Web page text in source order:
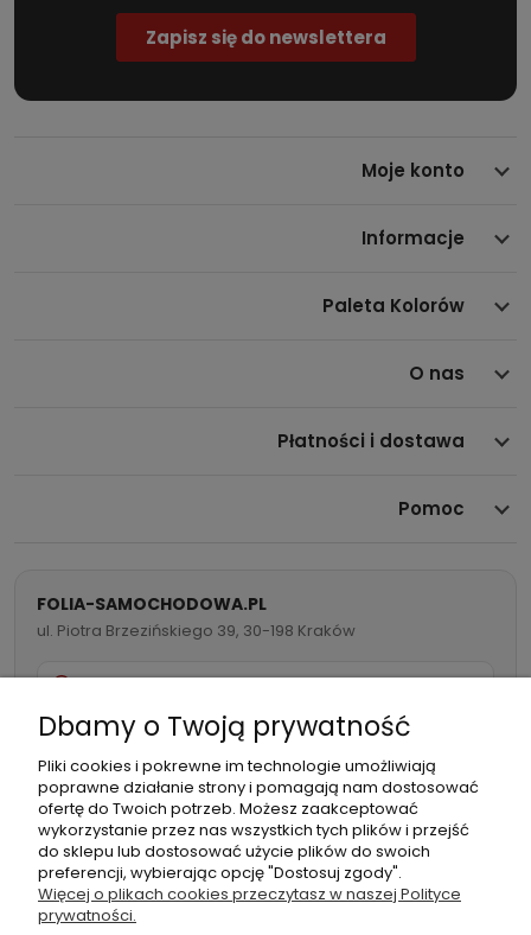
Moje konto
Informacje
Paleta Kolorów
O nas
Płatności i dostawa
Pomoc
FOLIA-SAMOCHODOWA.PL
ul. Piotra Brzezińskiego 39, 30-198 Kraków
732 082 998
info@folia-samochodowa.pl
Podmiot
odpowiedzialny:
Folia samochodowa Zachariasz
Sp.k.
Dbamy o Twoją prywatność
Pliki cookies i pokrewne im technologie umożliwiają
poprawne działanie strony i pomagają nam dostosować
ofertę do Twoich potrzeb. Możesz zaakceptować
wykorzystanie przez nas wszystkich tych plików i przejść
do sklepu lub dostosować użycie plików do swoich
preferencji, wybierając opcję "Dostosuj zgody".
Więcej o plikach cookies przeczytasz w naszej Polityce
prywatności.